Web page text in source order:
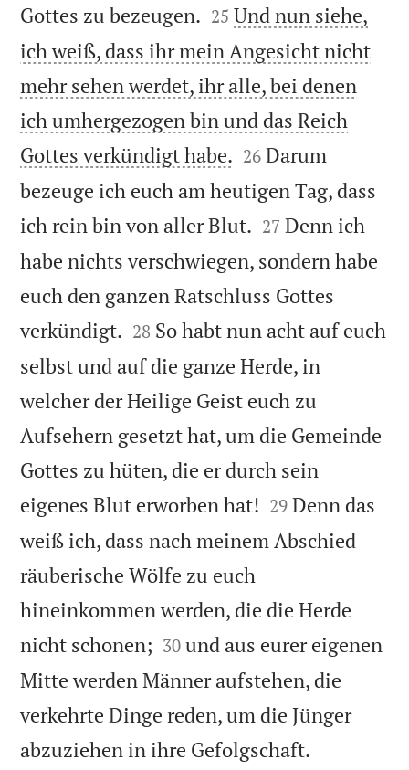
Gottes zu bezeugen. 

25 Und nun siehe,
ich weiß, dass ihr mein Angesicht nicht
mehr sehen werdet, ihr alle, bei denen
ich umhergezogen bin und das Reich
Gottes verkündigt habe. 

26 Darum
bezeuge ich euch am heutigen Tag, dass
ich rein bin von aller Blut. 

27 Denn ich
habe nichts verschwiegen, sondern habe
euch den ganzen Ratschluss Gottes
verkündigt. 

28 So habt nun acht auf euch
selbst und auf die ganze Herde, in
welcher der Heilige Geist euch zu
Aufsehern gesetzt hat, um die Gemeinde
Gottes zu hüten, die er durch sein
eigenes Blut erworben hat! 

29 Denn das
weiß ich, dass nach meinem Abschied
räuberische Wölfe zu euch
hineinkommen werden, die die Herde
nicht schonen; 

30 und aus eurer eigenen
Mitte werden Männer aufstehen, die
verkehrte Dinge reden, um die Jünger
abzuziehen in ihre Gefolgschaft.